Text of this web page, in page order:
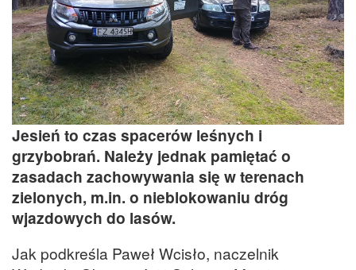
Jesień to czas spacerów leśnych i
grzybobrań. Należy jednak pamiętać o
zasadach zachowywania się w terenach
zielonych, m.in. o nieblokowaniu dróg
wjazdowych do lasów.
Jak podkreśla Paweł Wcisło, naczelnik